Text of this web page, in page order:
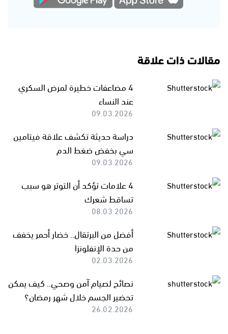
مقالات ذات علاقة
4 مضاعفات خطيرة لمرض السكري
عند النساء
09.03.2026
دراسة حديثة تكشف علاقة فيتامين
سي بخفض ضغط الدم
09.03.2026
4 علامات تؤكد أن التوتر هو سبب
تساقط شعرك
08.03.2026
أفضل من البرتقال.. خضار أحمر يخفف
من حدة الإنفلونزا
02.03.2026
نصائح لصيام آمن وصحي.. كيف يمكن
تحضير الجسم خلال شهر رمضان؟
26.02.2026